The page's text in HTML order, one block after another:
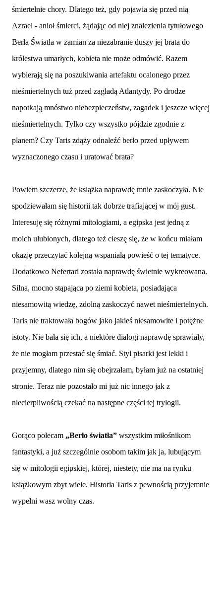
śmiertelnie chory. Dlatego też, gdy pojawia się przed nią
Azrael - anioł śmierci, żądając od niej znalezienia tytułowego
Berła Światła w zamian za niezabranie duszy jej brata do
królestwa umarłych, kobieta nie może odmówić. Razem
wybierają się na poszukiwania artefaktu ocalonego przez
nieśmiertelnych tuż przed zagładą Atlantydy. Po drodze
napotkają mnóstwo niebezpieczeństw, zagadek i jeszcze więcej
nieśmiertelnych. Tylko czy wszystko pójdzie zgodnie z
planem? Czy Taris zdąży odnaleźć berło przed upływem
wyznaczonego czasu i uratować brata?
Powiem szczerze, że książka naprawdę mnie zaskoczyła. Nie
spodziewałam się historii tak dobrze trafiającej w mój gust.
Interesuję się różnymi mitologiami, a egipska jest jedną z
moich ulubionych, dlatego też cieszę się, że w końcu miałam
okazję przeczytać kolejną wspaniałą powieść o tej tematyce.
Dodatkowo Nefertari została naprawdę świetnie wykreowana.
Silna, mocno stąpająca po ziemi kobieta, posiadająca
niesamowitą wiedzę, zdolną zaskoczyć nawet nieśmiertelnych.
Taris nie traktowała bogów jako jakieś niesamowite i potężne
istoty. Nie bała się ich, a niektóre dialogi naprawdę sprawiały,
że nie mogłam przestać się śmiać. Styl pisarki jest lekki i
przyjemny, dlatego nim się obejrzałam, byłam już na ostatniej
stronie. Teraz nie pozostało mi już nic innego jak z
niecierpliwością czekać na następne części tej trylogii.
Gorąco polecam „Berło światła” wszystkim miłośnikom
fantastyki, a już szczególnie osobom takim jak ja, lubującym
się w mitologii egipskiej, której, niestety, nie ma na rynku
książkowym zbyt wiele. Historia Taris z pewnością przyjemnie
wypełni wasz wolny czas.